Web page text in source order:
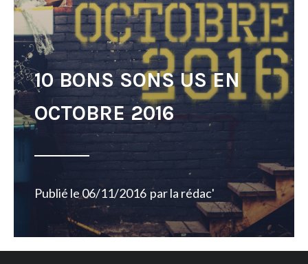
10 BONS SONS US EN
OCTOBRE 2016
Publié le06/11/2016 parla rédac'